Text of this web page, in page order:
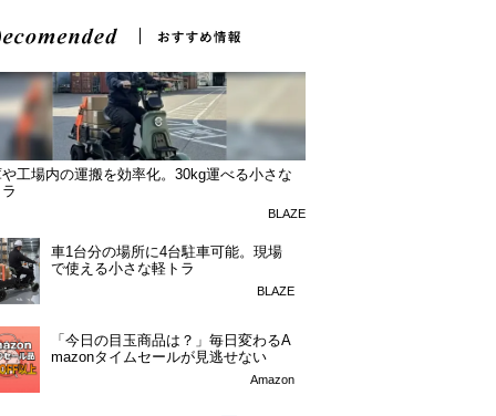
工場内の運搬を効率化。30kg運べる小さな
BLAZE
車1台分の場所に4台駐車可能。現場
で使える小さな軽トラ
BLAZE
「今日の目玉商品は？」毎日変わるA
mazonタイムセールが見逃せない
Amazon